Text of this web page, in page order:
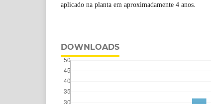
aplicado na planta em aproximadamente 4 anos.
DOWNLOADS